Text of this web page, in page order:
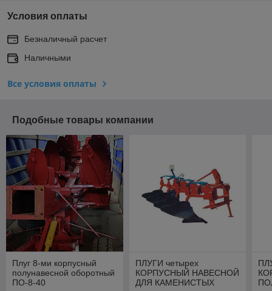
Условия оплаты
Безналичный расчет
Наличными
Все условия оплаты
Подобные товары компании
Плуг 8-ми корпусный
полунавесной оборотный
ПО-8-40
ПЛУГИ четырех
КОРПУСНЫЙ НАВЕСНОЙ
ДЛЯ КАМЕНИСТЫХ